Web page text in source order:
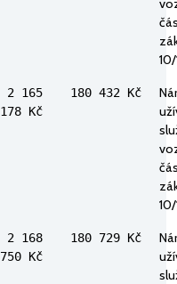
2 165
178 Kč
180 432 Kč
2 168
750 Kč
180 729 Kč